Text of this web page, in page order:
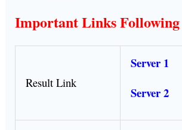
Important Links Following
Result Link
Server 1
Server 2